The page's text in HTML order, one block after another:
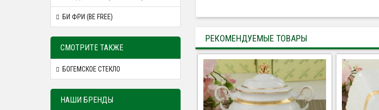
БИ ФРИ (BE FREE)
СМОТРИТЕ ТАКЖЕ
БОГЕМСКОЕ СТЕКЛО
НАШИ БРЕНДЫ
РЕКОМЕНДУЕМЫЕ ТОВАРЫ